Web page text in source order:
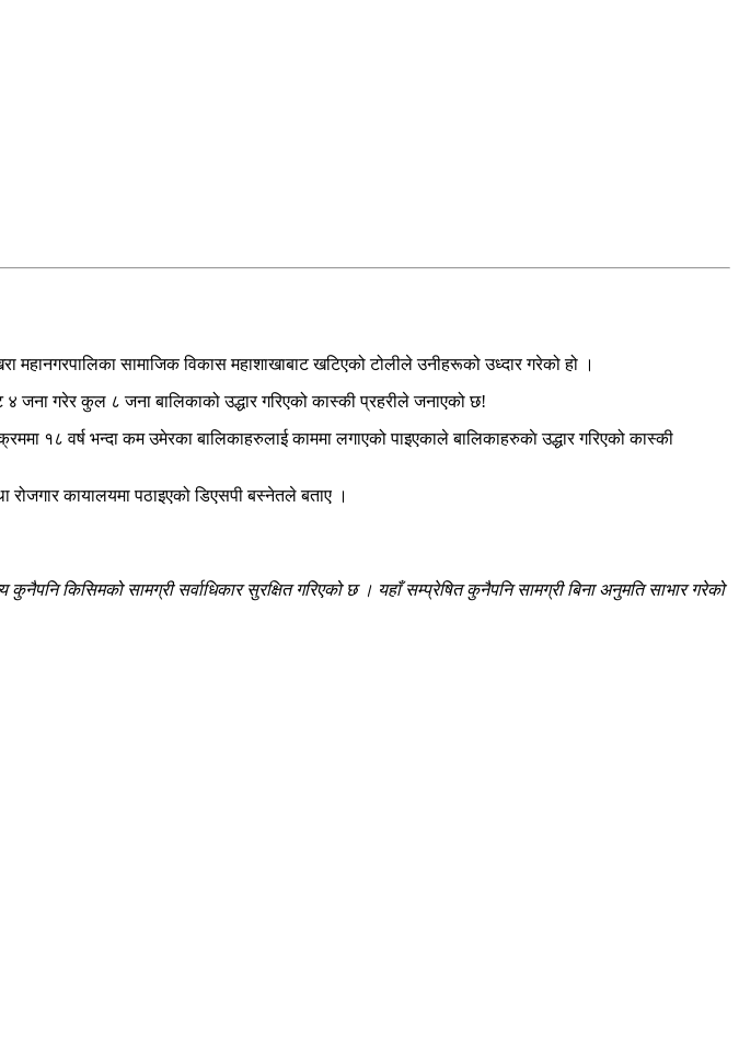
महानगरपालिका सामाजिक विकास महाशाखाबाट खटिएको टोलीले उनीहरू‌को उध्दार गरेको हो ।
जना गरेर कुल ८ जना बालिकाको उद्धार गरिएको कास्की प्रहरीले जनाएको छ!
१८ वर्ष भन्दा कम उमेरका बालिकाहरुलाई काममा लगाएको पाइएकाले बालिकाहरुकाे उद्धार गरिएको कास्की
रोजगार कायालयमा पठाइएको डिएसपी बस्नेतले बताए ।
किसिमको सामग्री सर्वाधिकार सुरक्षित गरिएको छ । यहाँ सम्प्रेषित कुनैपनि सामग्री बिना अनुमति साभार गरेको